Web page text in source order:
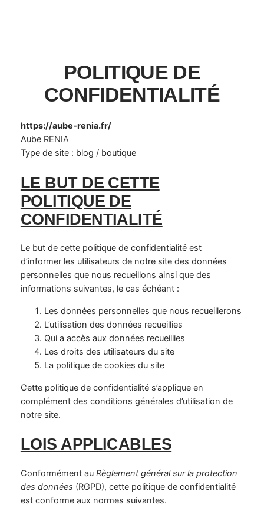
POLITIQUE DE
CONFIDENTIALITÉ
https://aube-renia.fr/
Aube RENIA
Type de site : blog / boutique
LE BUT DE CETTE
POLITIQUE DE
CONFIDENTIALITÉ
Le but de cette politique de confidentialité est
d’informer les utilisateurs de notre site des données
personnelles que nous recueillons ainsi que des
informations suivantes, le cas échéant :
Les données personnelles que nous recueillerons
L’utilisation des données recueillies
Qui a accès aux données recueillies
Les droits des utilisateurs du site
La politique de cookies du site
Cette politique de confidentialité s’applique en
complément des conditions générales d’utilisation de
notre site.
LOIS APPLICABLES
Conformément au Règlement général sur la protection
des données (RGPD), cette politique de confidentialité
est conforme aux normes suivantes.